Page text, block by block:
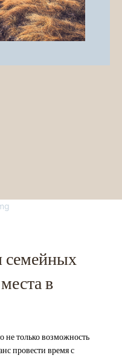
в
только возможность
провести время с